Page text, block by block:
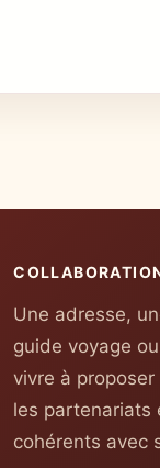
Une adresse,
guide voyage
vivre à
les partenariats
cohérents avec